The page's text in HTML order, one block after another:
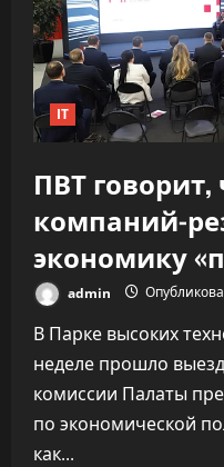
IT
ПВТ говорит,
компаний-
экономику
admin
В Парке высоких
неделе прошло
комиссии Палаты
по экономической
как...